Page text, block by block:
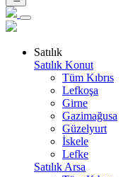
Satılık
Satılık Konut
Tüm Kıbrıs
Lefkoşa
Girne
Gazimağusa
Güzelyurt
İskele
Lefke
Satılık Arsa